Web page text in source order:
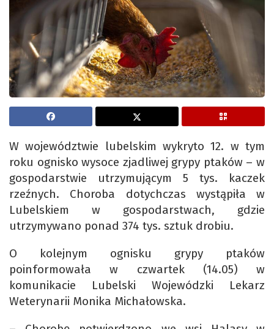
W województwie lubelskim wykryto 12. w tym
roku ognisko wysoce zjadliwej grypy ptaków – w
gospodarstwie utrzymującym 5 tys. kaczek
rzeźnych. Choroba dotychczas wystąpiła w
Lubelskiem w gospodarstwach, gdzie
utrzymywano ponad 374 tys. sztuk drobiu.
O kolejnym ognisku grypy ptaków
poinformowała w czwartek (14.05) w
komunikacie Lubelski Wojewódzki Lekarz
Weterynarii Monika Michałowska.